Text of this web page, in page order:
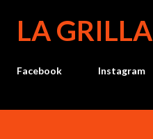
LA GRILLA
Facebook Instagram